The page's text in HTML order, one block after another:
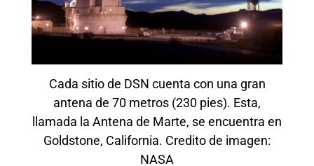
Cada sitio de DSN cuenta con una gran
antena de 70 metros (230 pies). Esta,
llamada la Antena de Marte, se encuentra en
Goldstone, California. Credito de imagen:
NASA